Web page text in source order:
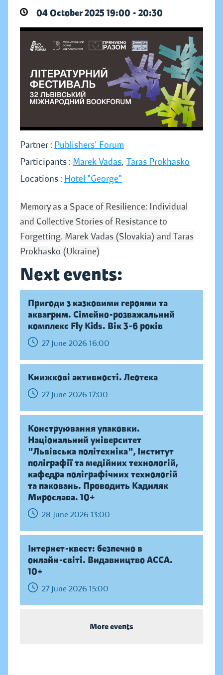
04 October 2025 19:00 - 20:30
Partner : Publishers' Forum
Participants : Marek Vadas, Taras Prokhasko
Locations : Hotel "George"
Memory as a Space of Resilience: Individual
and Collective Stories of Resistance to
Forgetting. Marek Vadas (Slovakia) and Taras
Prokhasko (Ukraine)
Next events:
Пригоди з казковими героями та
аквагрим. Сімейно-розважальний
комплекс Fly Kids. Вік 3-6 років
27 June 2026 16:00
Книжкові активності. Леотека
27 June 2026 17:00
Конструювання упаковки.
Національний університет
"Львівська політехніка", Інститут
поліграфії та медійних технологій,
кафедра поліграфічних технологій
та паковань. Проводить Кадиляк
Мирослава. 10+
28 June 2026 13:00
Інтернет-квест: безпечно в
онлайн-світі. Видавництво АССА.
10+
27 June 2026 15:00
More events